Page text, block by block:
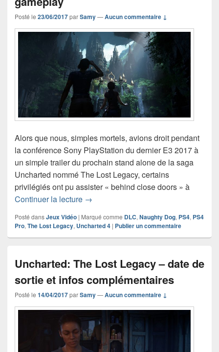
Posté le 23/06/2017parSamy—Aucun commentaire ↓
Alors que nous, simples mortels, avions droit pendant
la conférence Sony PlayStation du dernier E3 2017 à
un simple trailer du prochain stand alone de la saga
Uncharted nommé The Lost Legacy, certains
privilégiés ont pu assister « behind close doors » à
Continuer la lecture Uncharted: The Lost Legacy se
→
Posté dansJeux Vidéo | Marqué comme DLC, Naughty Dog, PS4, PS4
Pro, The Lost Legacy, Uncharted 4 | Publier un commentaire
Uncharted: The Lost Legacy – date de
sortie et infos complémentaires
Posté le 14/04/2017parSamy—Aucun commentaire ↓